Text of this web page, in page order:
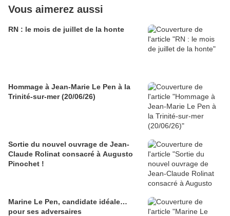
Vous aimerez aussi
RN : le mois de juillet de la honte
Hommage à Jean-Marie Le Pen à la
Trinité-sur-mer (20/06/26)
Sortie du nouvel ouvrage de Jean-
Claude Rolinat consacré à Augusto
Pinochet !
Marine Le Pen, candidate idéale…
pour ses adversaires